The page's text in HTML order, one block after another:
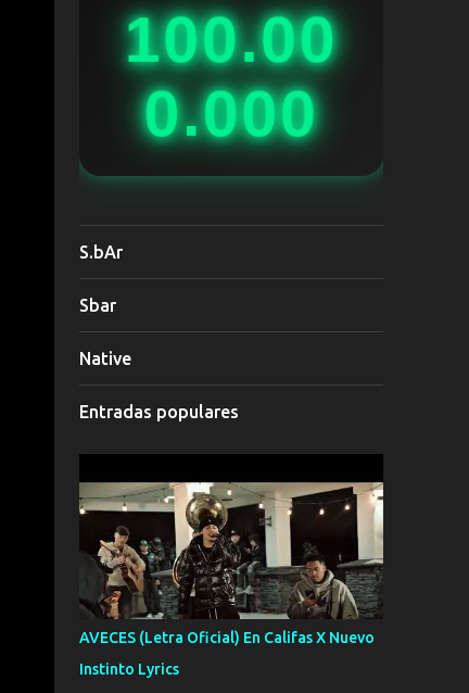
100.00
0.000
S.bAr
Sbar
Native
Entradas populares
AVECES (Letra Oficial) En Califas X Nuevo
Instinto Lyrics